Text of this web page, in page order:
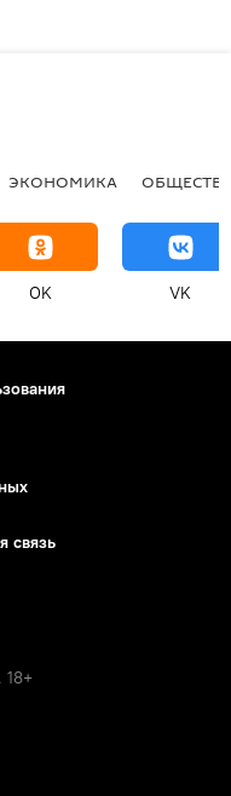
ЭКОНОМИКА
OK VK
связь